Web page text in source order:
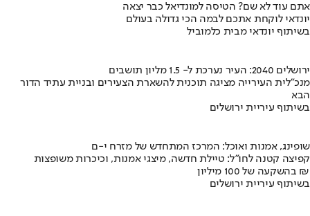
אתם עוד לא שם? הטיסה למונדיאל כבר יצאה
יונדאי לוקחת אתכם לבמה הכי גדולה בעולם
בשיתוף יונדאי מבית כלמוביל
ירושלים 2040: העיר נערכת ל- 1.5 מליון תושבים
מנכ"לית העירייה מציגה תוכנית להשארת הצעירים ובניית עתיד הדור
הבא
בשיתוף עיריית ירושלים
שופינג, אמנות ואוכל: המרכז המתחדש של מזרח י-ם
קפיצה קטנה לחו"ל: טיילת חדשה, מיצגי אמנות, וכיכרות משופצות
בהשקעה של 100 מיליון ₪
בשיתוף עיריית ירושלים